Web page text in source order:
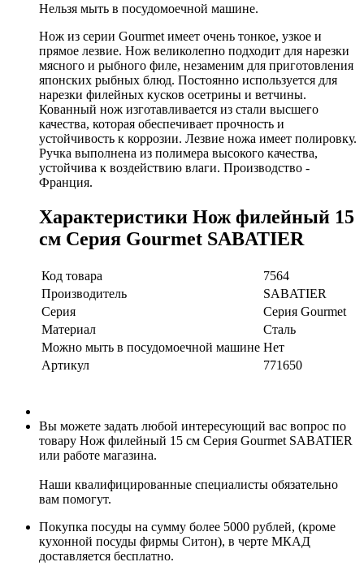
Нельзя мыть в посудомоечной машине.
Нож из серии Gourmet имеет очень тонкое, узкое и
прямое лезвие. Нож великолепно подходит для нарезки
мясного и рыбного филе, незаменим для приготовления
японских рыбных блюд. Постоянно используется для
нарезки филейных кусков осетрины и ветчины.
Кованный нож изготавливается из стали высшего
качества, которая обеспечивает прочность и
устойчивость к коррозии. Лезвие ножа имеет полировку.
Ручка выполнена из полимера высокого качества,
устойчива к воздействию влаги. Производство -
Франция.
Характеристики Нож филейный 15
см Серия Gourmet SABATIER
Код товара
7564
Производитель
SABATIER
Серия
Серия Gourmet
Материал
Сталь
Можно мыть в посудомоечной машине Нет
Артикул
771650
Вы можете задать любой интересующий вас вопрос по
товару Нож филейный 15 см Серия Gourmet SABATIER
или работе магазина.
Наши квалифицированные специалисты обязательно
вам помогут.
Покупка посуды на сумму более 5000 рублей, (кроме
кухонной посуды фирмы Ситон), в черте МКАД
доставляется бесплатно.